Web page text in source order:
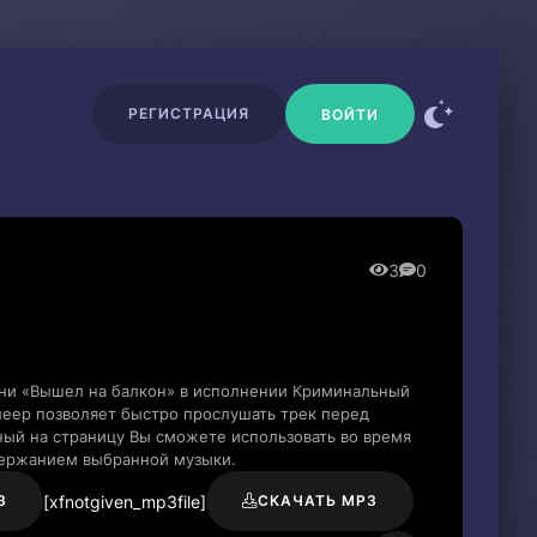
РЕГИСТРАЦИЯ ВОЙТИ
3 0
«Вышел на балкон» в исполнении Криминальный
позволяет быстро прослушать трек перед
на страницу Вы сможете использовать во время
выбранной музыки.
[xfnotgiven_mp3file] СКАЧАТЬ MP3